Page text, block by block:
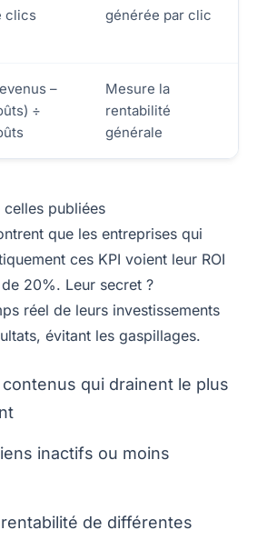
clics
générée par clic
–
÷
Mesure la
rentabilité
générale
publiées
que les entreprises qui
ces KPI voient leur ROI
20%. Leur secret ?
réel de leurs investissements
évitant les gaspillages.
qui drainent le plus
inactifs ou moins
de différentes